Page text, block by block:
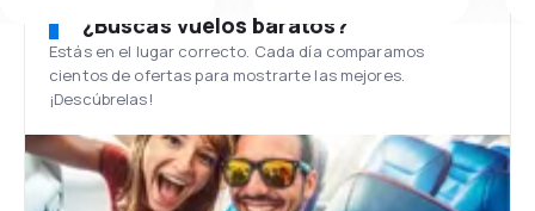
¿Buscas vuelos baratos?
Estás en el lugar correcto. Cada día comparamos
cientos de ofertas para mostrarte las mejores.
¡Descúbrelas!